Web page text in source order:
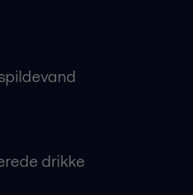
drikke